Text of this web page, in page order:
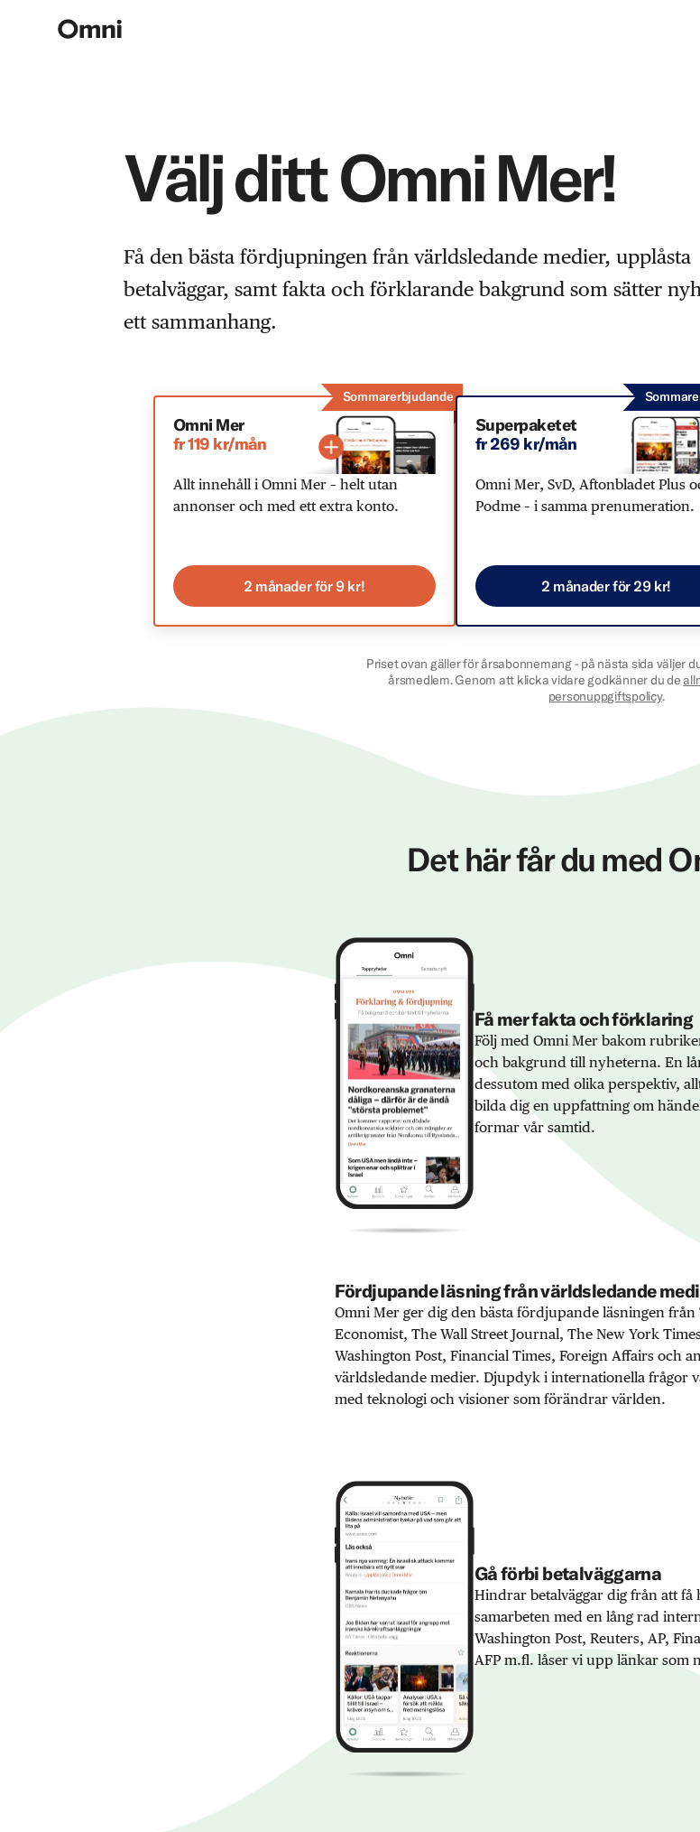
Välj ditt Omni Mer!
Få den bästa fördjupningen från världsledande medier, upplåsta
betalväggar, samt fakta och förklarande bakgrund som sätter
ett sammanhang.
Sommarerbjudande
Omni Mer
fr 119 kr/mån
Allt innehåll i Omni Mer – helt utan
annonser och med ett extra konto.
2 månader för 9 kr!
Superpaketet
fr 269 kr/mån
Omni Mer, SvD, Aftonbladet Plus
Podme – i samma prenumeration.
2 månader för 29 kr!
Priset ovan gäller för årsabonnemang - på nästa sida väljer
årsmedlem. Genom att klicka vidare godkänner du de
personuppgiftspolicy.
Det här får du med
Få mer fakta och förklaring
Följ med Omni Mer bakom
och bakgrund till nyheterna. En
dessutom med olika perspektiv,
bilda dig en uppfattning om
formar vår samtid.
Fördjupande läsning från världsledande
Omni Mer ger dig den bästa fördjupande läsningen från
Economist, The Wall Street Journal, The New York
Washington Post, Financial Times, Foreign Affairs och
världsledande medier. Djupdyk i internationella frågor
med teknologi och visioner som förändrar världen.
Gå förbi betalväggarna
Hindrar betalväggar dig från att få
samarbeten med en lång rad
Washington Post, Reuters, AP,
AFP m.fl. låser vi upp länkar som